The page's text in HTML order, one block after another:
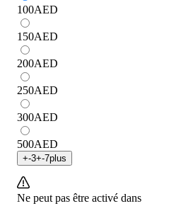
100AED
150AED
200AED
250AED
300AED
500AED
+-3+-7plus
Ne peut pas être activé dans